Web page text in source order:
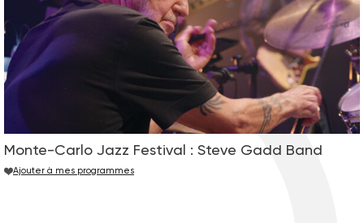
Monte-Carlo Jazz Festival : Steve Gadd Band
Ajouter à mes programmes